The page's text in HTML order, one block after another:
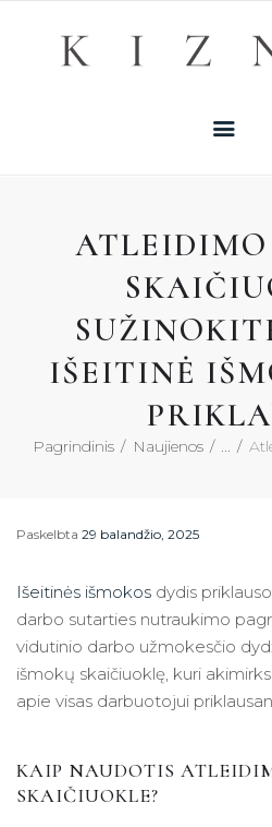
IŠEITINĖ
Pagrindinis Naujienos
MŪSŲ
DUK
Paskelbta 29 balandžio, 2025
Išeitinės išmokos dydis
darbo sutarties nutraukimo
vidutinio darbo užmokesčio
išmokų skaičiuoklę, kuri
apie visas darbuotojui
KAIP NAUDOTIS
SKAIČIUOKLE?